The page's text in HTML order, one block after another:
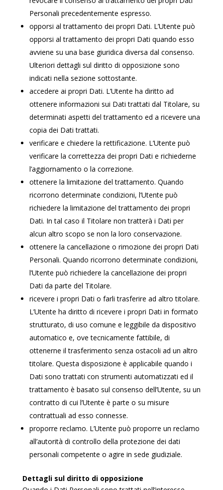
Personali precedentemente espresso.
opporsi al trattamento dei propri Dati. L’Utente può
opporsi al trattamento dei propri Dati quando esso
avviene su una base giuridica diversa dal consenso.
Ulteriori dettagli sul diritto di opposizione sono
indicati nella sezione sottostante.
accedere ai propri Dati. L’Utente ha diritto ad
ottenere informazioni sui Dati trattati dal Titolare, su
determinati aspetti del trattamento ed a ricevere una
copia dei Dati trattati.
verificare e chiedere la rettificazione. L’Utente può
verificare la correttezza dei propri Dati e richiederne
l’aggiornamento o la correzione.
ottenere la limitazione del trattamento. Quando
ricorrono determinate condizioni, l’Utente può
richiedere la limitazione del trattamento dei propri
Dati. In tal caso il Titolare non tratterà i Dati per
alcun altro scopo se non la loro conservazione.
ottenere la cancellazione o rimozione dei propri Dati
Personali. Quando ricorrono determinate condizioni,
l’Utente può richiedere la cancellazione dei propri
Dati da parte del Titolare.
ricevere i propri Dati o farli trasferire ad altro titolare.
L’Utente ha diritto di ricevere i propri Dati in formato
strutturato, di uso comune e leggibile da dispositivo
automatico e, ove tecnicamente fattibile, di
ottenerne il trasferimento senza ostacoli ad un altro
titolare. Questa disposizione è applicabile quando i
Dati sono trattati con strumenti automatizzati ed il
trattamento è basato sul consenso dell’Utente, su un
contratto di cui l’Utente è parte o su misure
contrattuali ad esso connesse.
proporre reclamo. L’Utente può proporre un reclamo
all’autorità di controllo della protezione dei dati
personali competente o agire in sede giudiziale.
Dettagli sul diritto di opposizione